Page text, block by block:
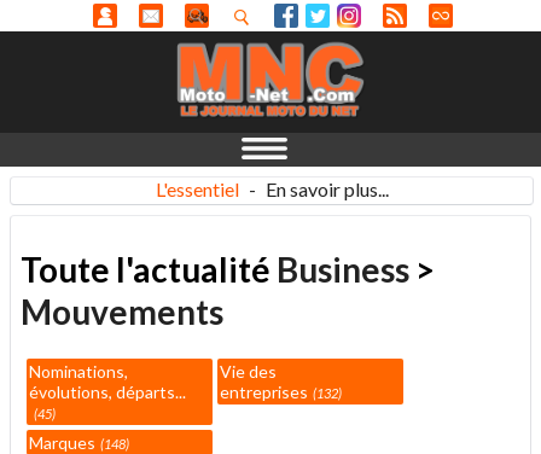
L'essentiel - En savoir plus...
Toute l'actualité Business >
Mouvements
Nominations,
évolutions, départs...
45
Vie des
entreprises
132
Marques 148